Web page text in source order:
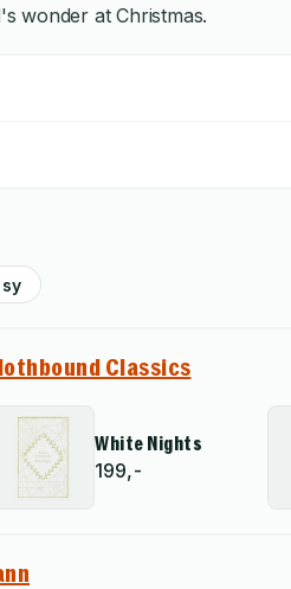
wonder at Christmas.
Classics
White Nights
199,-